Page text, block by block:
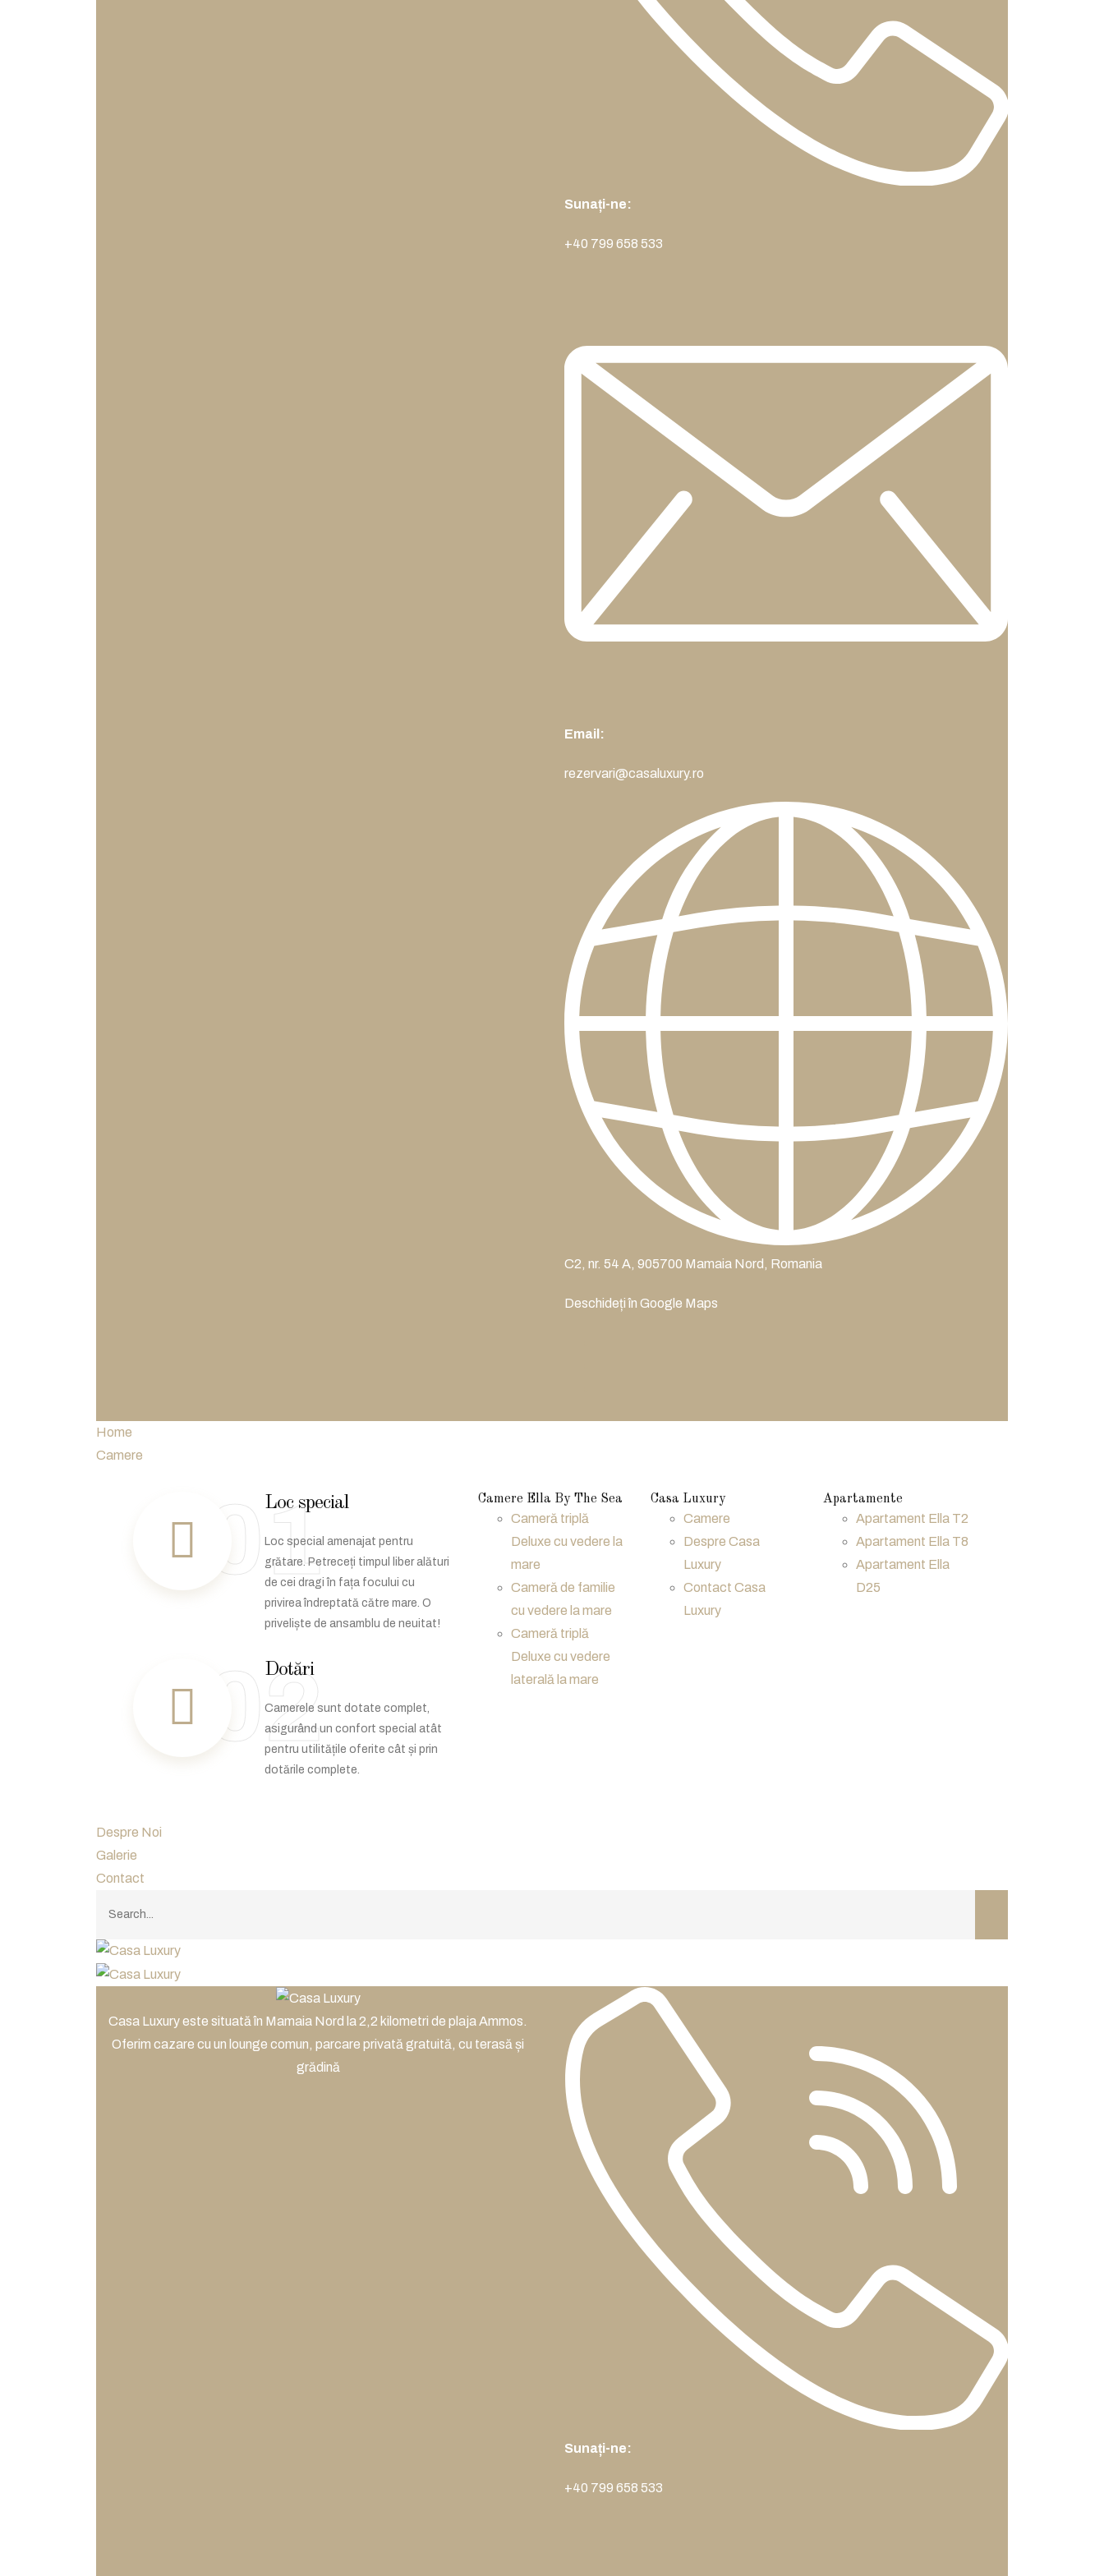
Sunați-ne:
+40 799 658 533
Email:
rezervari@casaluxury.ro
C2, nr. 54 A, 905700 Mamaia Nord, Romania
Deschideți în Google Maps
Home
Camere
Loc special
Loc special amenajat pentru
grătare. Petreceți timpul liber alături
de cei dragi în fața focului cu
privirea îndreptată către mare. O
priveliște de ansamblu de neuitat!
01
Dotări
Camerele sunt dotate complet,
asigurând un confort special atât
pentru utilitățile oferite cât și prin
dotările complete.
02
Camere Ella By The Sea
Cameră triplă
Deluxe cu vedere la
mare
Cameră de familie
cu vedere la mare
Cameră triplă
Deluxe cu vedere
laterală la mare
Casa Luxury
Camere
Despre Casa
Luxury
Contact Casa
Luxury
Apartamente
Apartament Ella T2
Apartament Ella T8
Apartament Ella
D25
Despre Noi
Galerie
Contact
Casa Luxury este situată în Mamaia Nord la 2,2 kilometri de plaja Ammos.
Oferim cazare cu un lounge comun, parcare privată gratuită, cu terasă și
grădină
Sunați-ne:
+40 799 658 533